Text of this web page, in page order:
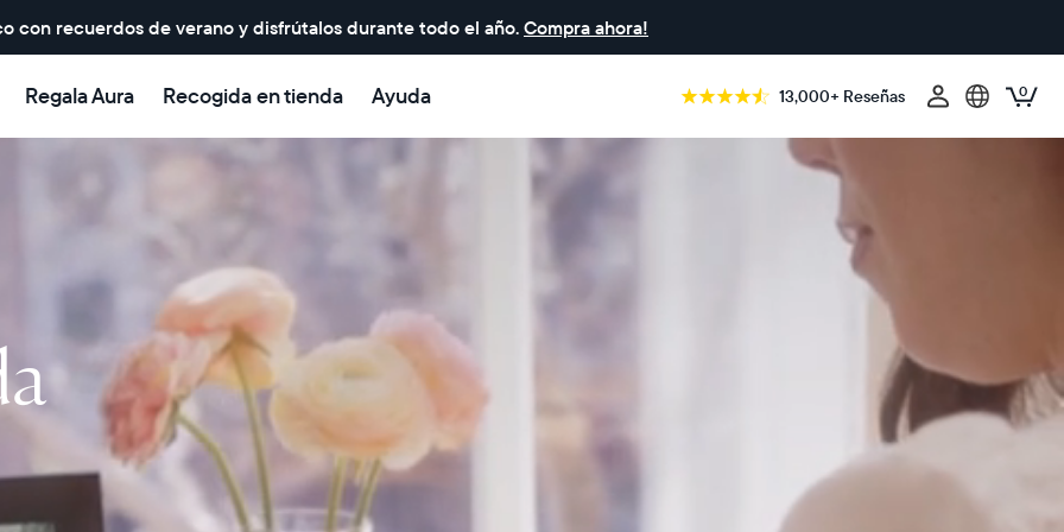
con recuerdos de verano y disfrútalos durante todo el año. Compra ahora!
Regala Aura Recogida en tienda Ayuda 13,000+ Reseñas 0